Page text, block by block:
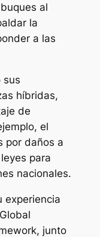
al
la
a las
sus
híbridas,
de
el
por daños a
para
nacionales.
experiencia
junto